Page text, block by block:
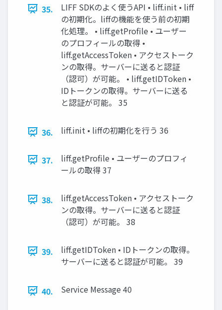
35.
LIFF SDKのよく使うAPI • liff.init • liff
の初期化。liffの機能を使う前の初期
化処理。 • liff.getProfile • ユーザー
のプロフィールの取得 •
liff.getAccessToken • アクセストーク
ンの取得。サーバーに送ると認証
（認可）が可能。 • liff.getIDToken •
IDトークンの取得。サーバーに送る
と認証が可能。 35
36. liff.init • liffの初期化を行う 36
37.
liff.getProfile • ユーザーのプロフィ
ールの取得 37
38.
liff.getAccessToken • アクセストーク
ンの取得。サーバーに送ると認証
（認可）が可能。 38
39.
liff.getIDToken • IDトークンの取得。
サーバーに送ると認証が可能。 39
40. Service Message 40